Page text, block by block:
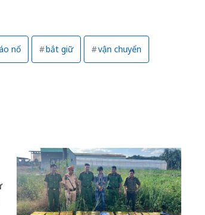
nổ bắt giữ vận chuyển